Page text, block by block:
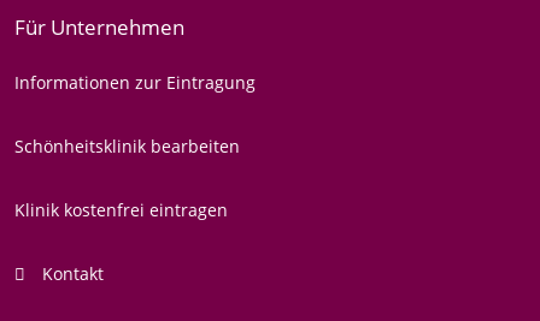
Für Unternehmen
Informationen zur Eintragung
Schönheitsklinik bearbeiten
Klinik kostenfrei eintragen
Kontakt